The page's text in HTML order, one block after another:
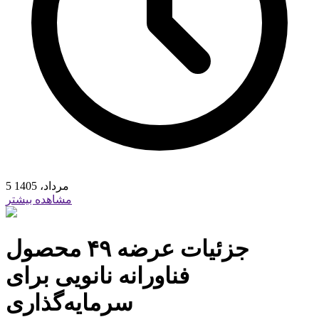
5 مرداد، 1405
مشاهده بیشتر
جزئیات عرضه ۴۹ محصول
فناورانه نانویی برای
سرمایه‌گذاری